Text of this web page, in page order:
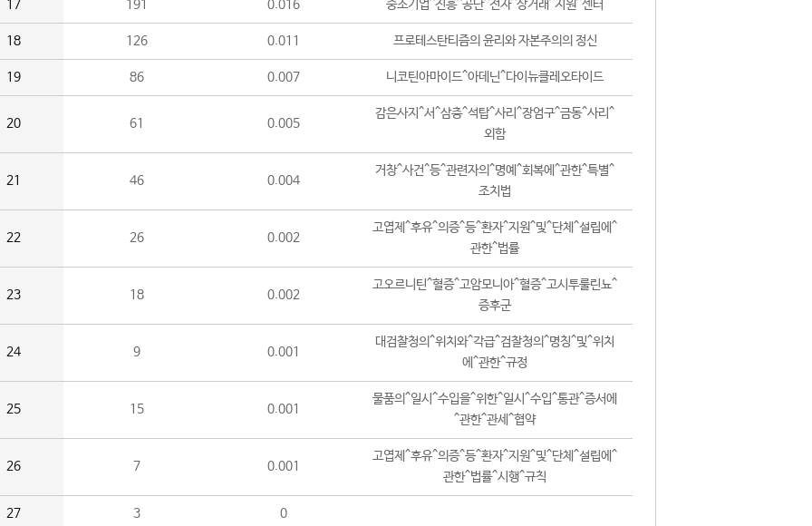
17 191 0.016 중소기업^진흥^공단^전자^상거래^지원^센터
18 126 0.011 프로테스탄티즘의 윤리와 자본주의의 정신
19 86 0.007 니코틴아마이드^아데닌^다이뉴클레오타이드
20 61 0.005
감은사지^서^삼층^석탑^사리^장엄구^금동^사리^
외함
21 46 0.004
거창^사건^등^관련자의^명예^회복에^관한^특별^
조치법
22 26 0.002
고엽제^후유^의증^등^환자^지원^및^단체^설립에^
관한^법률
23 18 0.002
고오르니틴^혈증^고암모니아^혈증^고시투룰린뇨^
증후군
24 9 0.001
대검찰청의^위치와^각급^검찰청의^명칭^및^위치
에^관한^규정
25 15 0.001
물품의^일시^수입을^위한^일시^수입^통관^증서에
^관한^관세^협약
26 7 0.001
고엽제^후유^의증^등^환자^지원^및^단체^설립에^
관한^법률^시행^규칙
27 3 0